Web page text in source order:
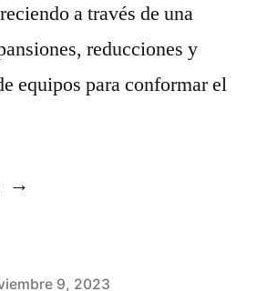
a través de una
reducciones y
equipos para conformar el
9, 2023